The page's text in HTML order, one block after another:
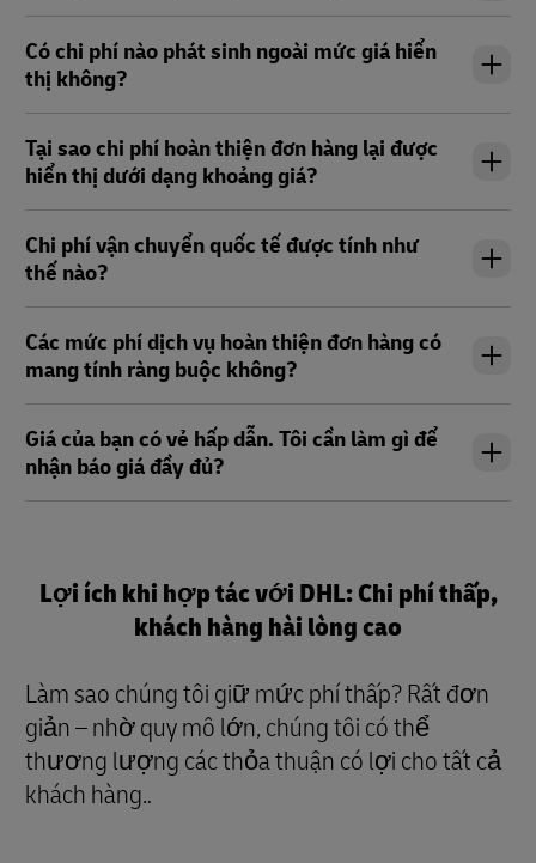
Có chi phí nào phát sinh ngoài mức giá hiển
thị không?
Tại sao chi phí hoàn thiện đơn hàng lại được
hiển thị dưới dạng khoảng giá?
Chi phí vận chuyển quốc tế được tính như
thế nào?
Các mức phí dịch vụ hoàn thiện đơn hàng có
mang tính ràng buộc không?
Giá của bạn có vẻ hấp dẫn. Tôi cần làm gì để
nhận báo giá đầy đủ?
Lợi ích khi hợp tác với DHL: Chi phí thấp,
khách hàng hài lòng cao
Làm sao chúng tôi giữ mức phí thấp? Rất đơn
giản – nhờ quy mô lớn, chúng tôi có thể
thương lượng các thỏa thuận có lợi cho tất cả
khách hàng..